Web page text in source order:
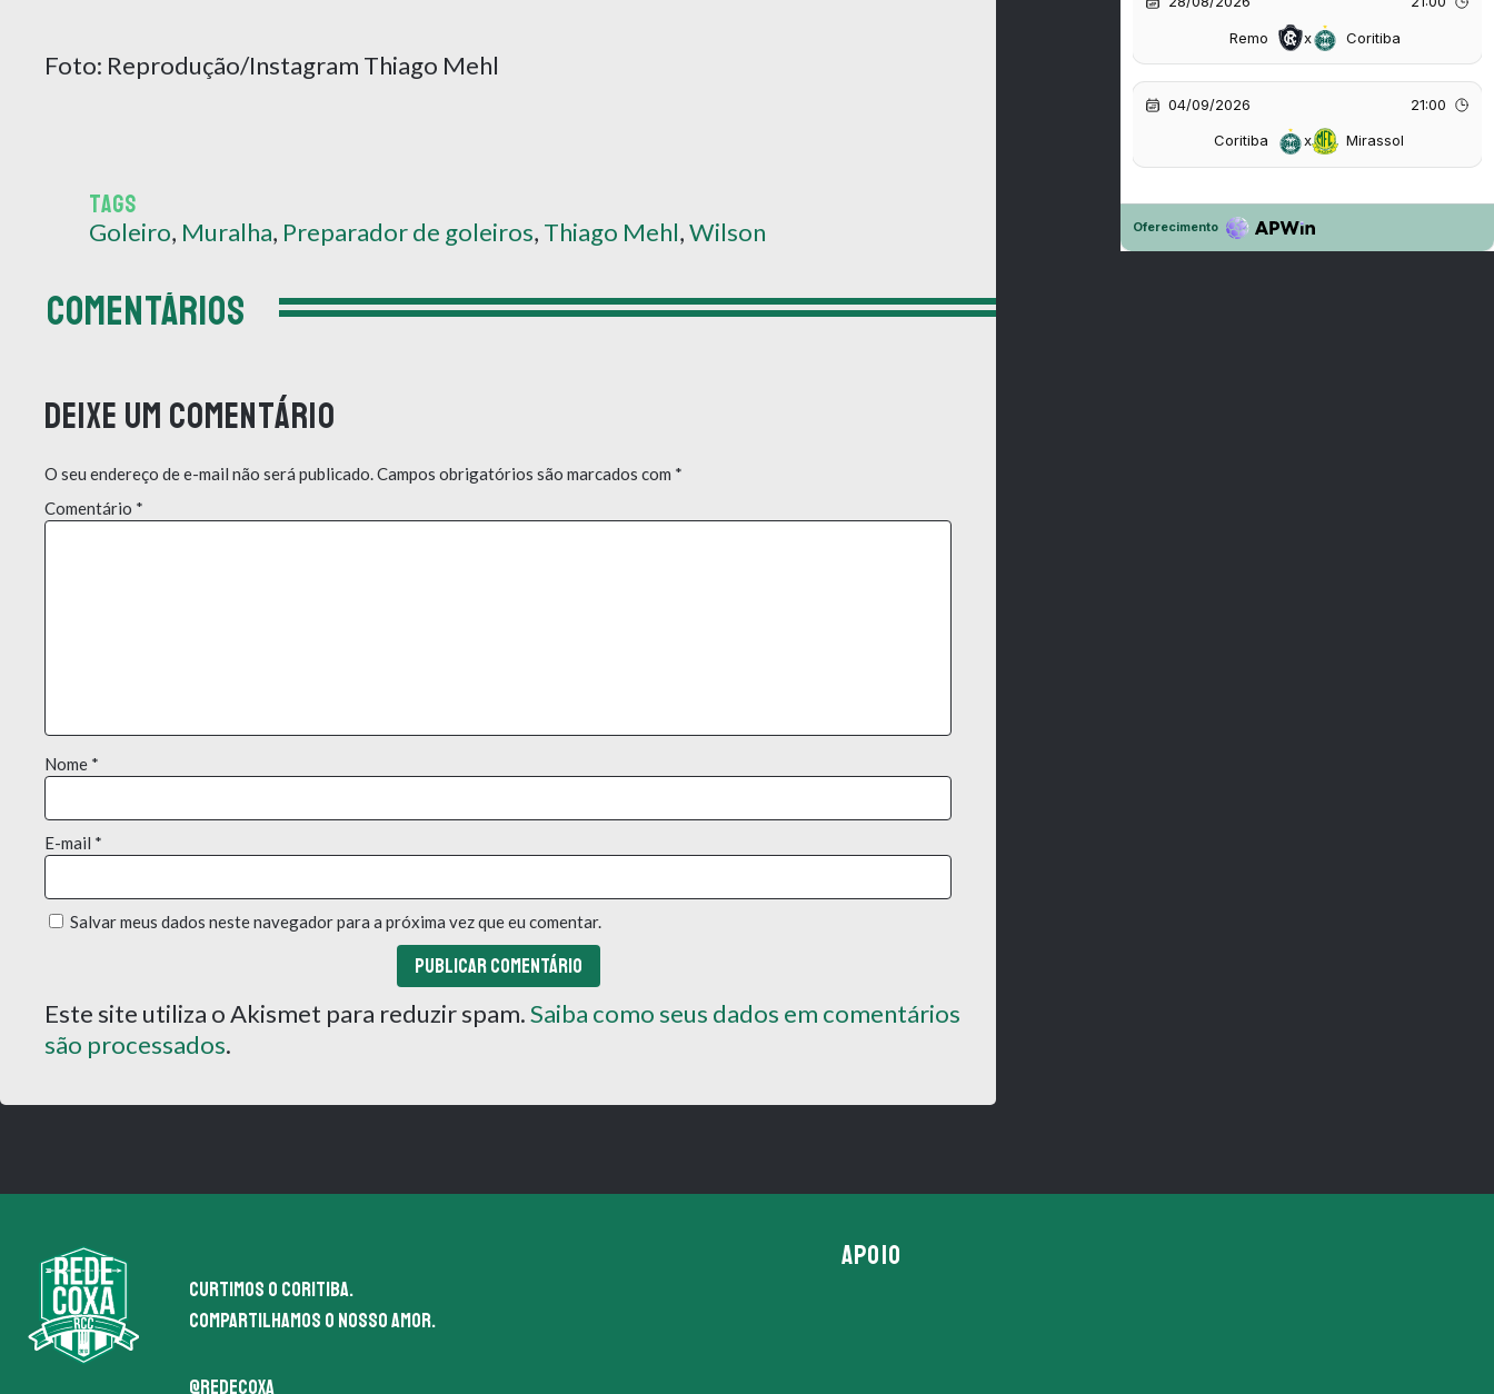
Foto: Reprodução/Instagram Thiago Mehl
TAGS
Goleiro, Muralha, Preparador de goleiros, Thiago Mehl,Wilson
COMENTÁRIOS
Deixe um comentário
O seu endereço de e-mail não será publicado.Campos obrigatórios são marcados com *
Comentário *
Nome *
E-mail *
Salvar meus dados neste navegador para a próxima vez que eu comentar.
Este site utiliza o Akismet para reduzir spam.Saiba como seus dados em comentários
são processados.
Curtimos o coritiba.
Compartilhamos o nosso amor.
@redecoxa
APOIO